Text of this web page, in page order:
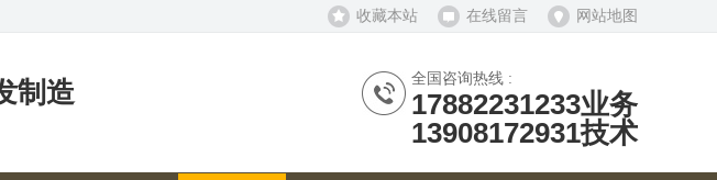
收藏本站 在线留言 网站地图
制造 全国咨询热线 :
17882231233业务
13908172931技术